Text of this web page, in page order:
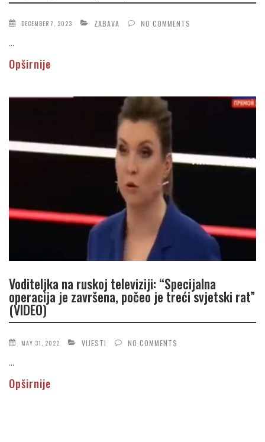
DECEMBER 7, 2023 ZABAVA NO COMMENTS
...
Opširnije
Voditeljka na ruskoj televiziji: “Specijalna
operacija je završena, počeo je treći svjetski rat”
(VIDEO)
MAY 31, 2022 VIJESTI NO COMMENTS
...
Opširnije